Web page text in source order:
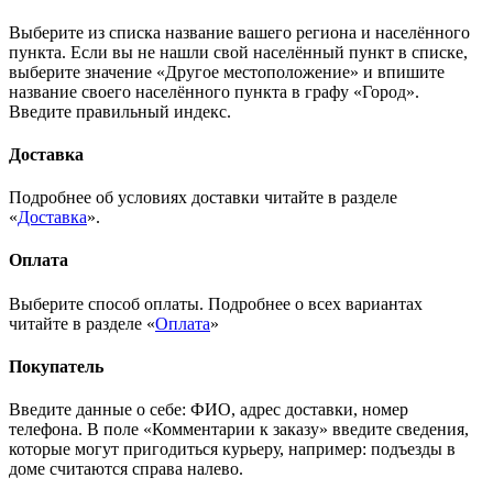
Выберите из списка название вашего региона и населённого
пункта. Если вы не нашли свой населённый пункт в списке,
выберите значение «Другое местоположение» и впишите
название своего населённого пункта в графу «Город».
Введите правильный индекс.
Доставка
Подробнее об условиях доставки читайте в разделе
«Доставка».
Оплата
Выберите способ оплаты. Подробнее о всех вариантах
читайте в разделе «Оплата»
Покупатель
Введите данные о себе: ФИО, адрес доставки, номер
телефона. В поле «Комментарии к заказу» введите сведения,
которые могут пригодиться курьеру, например: подъезды в
доме считаются справа налево.